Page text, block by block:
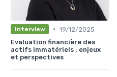
Interview • 19/12/2025
Evaluation financière des
actifs immatériels : enjeux
et perspectives